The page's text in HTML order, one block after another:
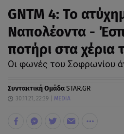
GNTM 4: Το
Ναπολέοντα -
ποτήρι στα χέρια
Οι φωνές του Σοφρωνίου
Συντακτική ΟμάδαSTAR.GR
30.11.21, 22:39 MEDIA